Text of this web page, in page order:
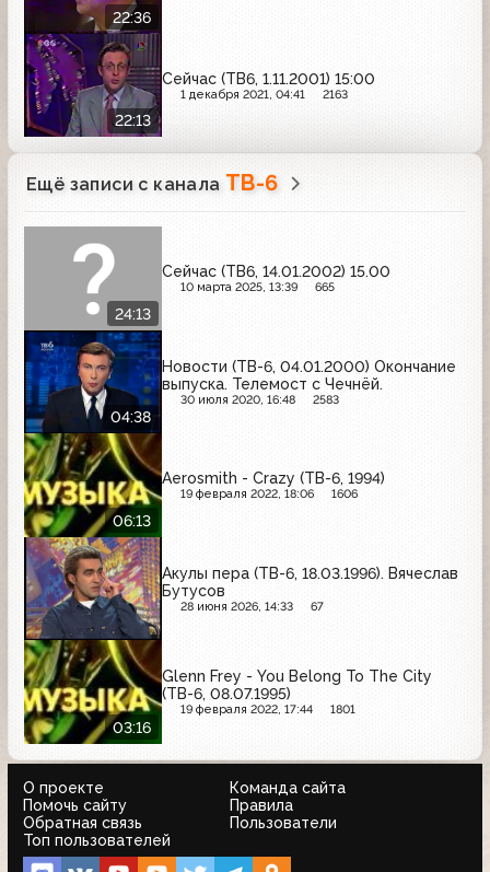
22:36
22:13
Сейчас (ТВ6, 1.11.2001) 15:00
1 декабря 2021, 04:41 2163
Ещё записи с канала ТВ-6
24:13
Сейчас (ТВ6, 14.01.2002) 15.00
10 марта 2025, 13:39 665
04:38
Новости (ТВ-6, 04.01.2000) Окончание
выпуска. Телемост с Чечнёй.
30 июля 2020, 16:48 2583
06:13
Aerosmith - Crazy (ТВ-6, 1994)
19 февраля 2022, 18:06 1606
Акулы пера (ТВ-6, 18.03.1996). Вячеслав
Бутусов
28 июня 2026, 14:33 67
03:16
Glenn Frey - You Belong To The City
(ТВ-6, 08.07.1995)
19 февраля 2022, 17:44 1801
О проекте
Команда сайта
Помочь сайту
Правила
Обратная связь
Пользователи
Топ пользователей